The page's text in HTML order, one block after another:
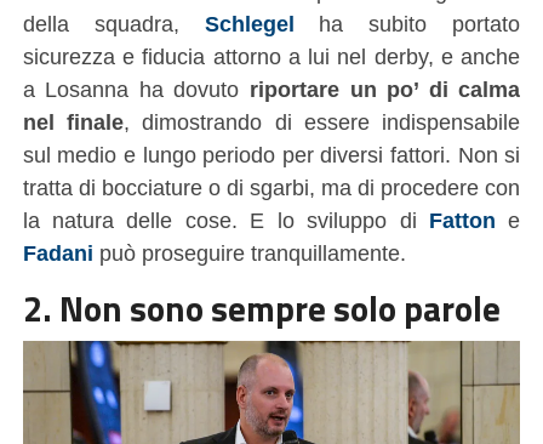
della squadra, Schlegel ha subito portato
sicurezza e fiducia attorno a lui nel derby, e anche
a Losanna ha dovuto riportare un po’ di calma
nel finale, dimostrando di essere indispensabile
sul medio e lungo periodo per diversi fattori. Non si
tratta di bocciature o di sgarbi, ma di procedere con
la natura delle cose. E lo sviluppo di Fatton e
Fadani può proseguire tranquillamente.
2. Non sono sempre solo parole